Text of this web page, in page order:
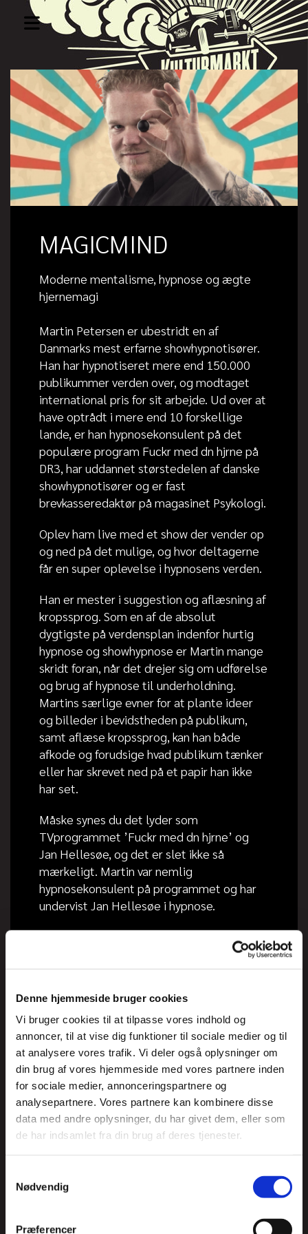
Denne hjemmeside bruger cookies
Vi bruger cookies til at tilpasse vores indhold og
annoncer, til at vise dig funktioner til sociale medier og til
at analysere vores trafik. Vi deler også oplysninger om
din brug af vores hjemmeside med vores partnere inden
for sociale medier, annonceringspartnere og
analysepartnere. Vores partnere kan kombinere disse
data med andre oplysninger, du har givet dem, eller som
de har indsamlet fra din brug af deres tjenester.
Nødvendig
Præferencer
MAGICMIND
Moderne mentalisme, hypnose og ægte
hjernemagi
Martin Petersen er ubestridt en af
Danmarks mest erfarne showhypnotisører.
Han har hypnotiseret mere end 150.000
publikummer verden over, og modtaget
international pris for sit arbejde. Ud over at
have optrådt i mere end 10 forskellige
lande, er han hypnosekonsulent på det
populære program Fuckr med dn hjrne på
DR3, har uddannet størstedelen af danske
showhypnotisører og er fast
brevkasseredaktør på magasinet Psykologi.
Oplev ham live med et show der vender op
og ned på det mulige, og hvor deltagerne
får en super oplevelse i hypnosens verden.
Han er mester i suggestion og aflæsning af
kropssprog. Som en af de absolut
dygtigste på verdensplan indenfor hurtig
hypnose og showhypnose er Martin mange
skridt foran, når det drejer sig om udførelse
og brug af hypnose til underholdning.
Martins særlige evner for at plante ideer
og billeder i bevidstheden på publikum,
samt aflæse kropssprog, kan han både
afkode og forudsige hvad publikum tænker
eller har skrevet ned på et papir han ikke
har set.
Måske synes du det lyder som
TVprogrammet ’Fuckr med dn hjrne’ og
Jan Hellesøe, og det er slet ikke så
mærkeligt. Martin var nemlig
hypnosekonsulent på programmet og har
undervist Jan Hellesøe i hypnose.
Det her er ægte hjernemagi. En superb
blanding af håndværk og nytænkning af
hvad der er moderne underholdning.
showstilen fra hypnoseshows og det
uforklarlige fra magiske illusioner.
Med særlige memoteknikker og
tankestruktur, vil Martin demonstrere
hukommelsesteknikker m.m. Han udfordrer
fysikkens love, og demonstrerer teknikker
der vil få publikum til at måbe.
Det bliver en aften med underholdning i